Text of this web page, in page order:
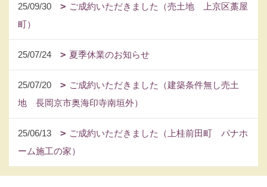
25/09/30
ご成約いただきました（売土地 上京区藁屋
町）
25/07/24 夏季休業のお知らせ
25/07/20
ご成約いただきました（建築条件無し売土
地 長岡京市奥海印寺南垣外）
25/06/13
ご成約いただきました（上桂前田町 パナホ
ーム施工の家）